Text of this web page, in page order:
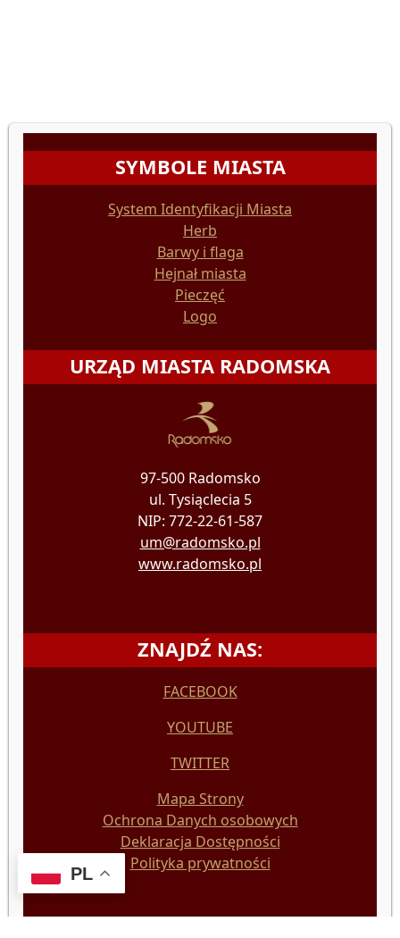
System Identyfikacji Miasta
Herb
Barwy i flaga
Hejnał miasta
Pieczęć
PL